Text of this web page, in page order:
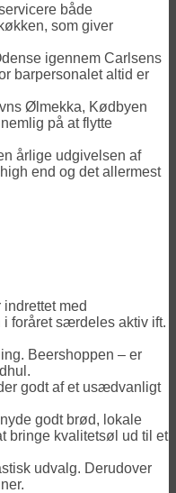
både
som giver
igennem Carlsens
barpersonalet altid er
Ølmekka, Kødbyen
på at flytte
årlige udgivelsen af
end og det allermest
med
foråret særdeles aktiv ift.
Beershoppen – er
godt af et usædvanligt
godt brød, lokale
bringe kvalitetsøl ud til et
udvalg. Derudover